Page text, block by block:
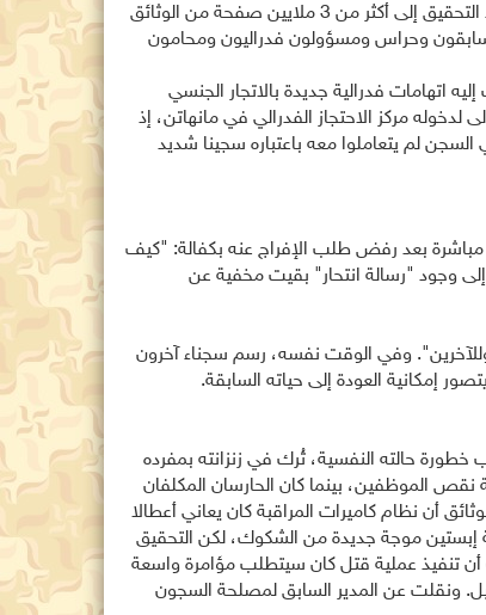
إخفاقات مؤسسية جسيمة وأخطاء بشرية متراكمة أتاحت له تنفيذ رغبة انتحارية كان قد أظهرها مرارا خلال الأسابيع الأخيرة من حياته. ويستند التحقيق إلى أكثر من 3 ملايين صفحة من الوثائق
ملفات إبستين"، فضلاً عن مقابلات مع أكثر من 40 شخصا، بينهم سجناء سابقون وحراس ومسؤولون فدراليون ومحامون
بعدما وجّهت إليه اتهامات فدرالية جديدة بالاتجار الجنسي
منذ اللحظات الأولى لدخوله مركز الاحتجاز الفدرالي في مانهاتن، إذ
لم يتعاملوا معه باعتباره سجينا شديد
مباشرة بعد رفض طلب الإفراج عنه بكفالة: "كيف
إلى وجود "رسالة انتحار" بقيت مخفية عن
وفي الوقت نفسه، رسم سجناء آخرون
إمكانية العودة إلى حياته السابقة.
حالته النفسية، تُرك في زنزانته بمفرده
أزمة نقص الموظفين، بينما كان الحارسان المكلفان
أن نظام كاميرات المراقبة كان يعاني أعطالا
إبستين موجة جديدة من الشكوك، لكن التحقيق
أن تنفيذ عملية قتل كان سيتطلب مؤامرة واسعة
ونقلت عن المدير السابق لمصلحة السجون